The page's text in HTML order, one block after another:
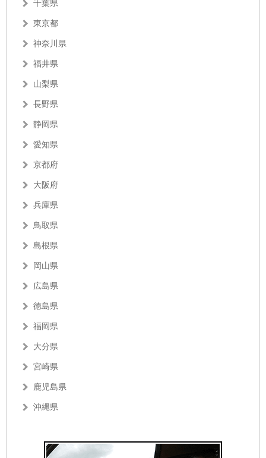
千葉県
東京都
神奈川県
福井県
山梨県
長野県
静岡県
愛知県
京都府
大阪府
兵庫県
鳥取県
島根県
岡山県
広島県
徳島県
福岡県
大分県
宮崎県
鹿児島県
沖縄県